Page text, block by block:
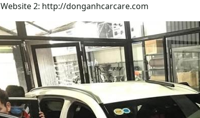
Website 2: http://donganhcarcare.com